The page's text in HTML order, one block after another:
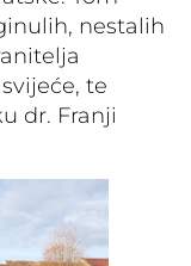
nestalih
te
dr. Franji